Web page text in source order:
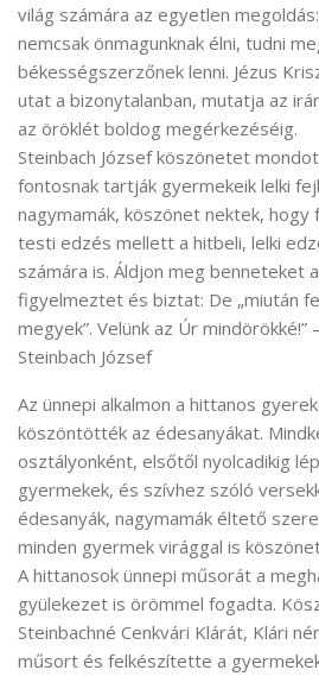
világ számára az egyetlen
nemcsak önmagunknak élni, tudni
békességszerzőnek lenni. Jézus
utat a bizonytalanban, mutatja az
az öröklét boldog megérkezéséig.
Steinbach József köszönetet
fontosnak tartják gyermekeik lelki
nagymamák, köszönet nektek,
testi edzés mellett a hitbeli, lelki
számára is. Áldjon meg benneteket
figyelmeztet és biztat: De „miután
megyek”. Velünk az Úr
Steinbach József
Az ünnepi alkalmon a hittanos
köszöntötték az édesanyákat.
osztályonként, elsőtől nyolcadikig
gyermekek, és szívhez szóló
édesanyák, nagymamák éltető
minden gyermek virággal is
A hittanosok ünnepi műsorát a
gyülekezet is örömmel fogadta.
Steinbachné Cenkvári Klárát, Klári
műsort és felkészítette a